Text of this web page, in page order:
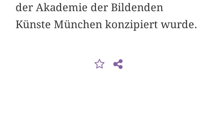
der Akademie der Bildenden
Künste München konzipiert wurde.